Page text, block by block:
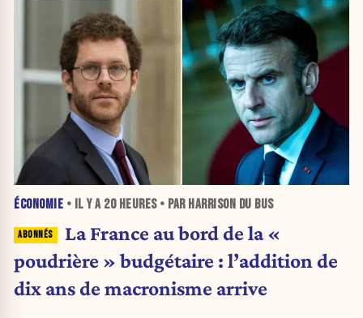
ÉCONOMIE • IL Y A 20 HEURES• PAR HARRISON DU BUS
La France au bord de la «
poudrière » budgétaire : l’addition de
dix ans de macronisme arrive